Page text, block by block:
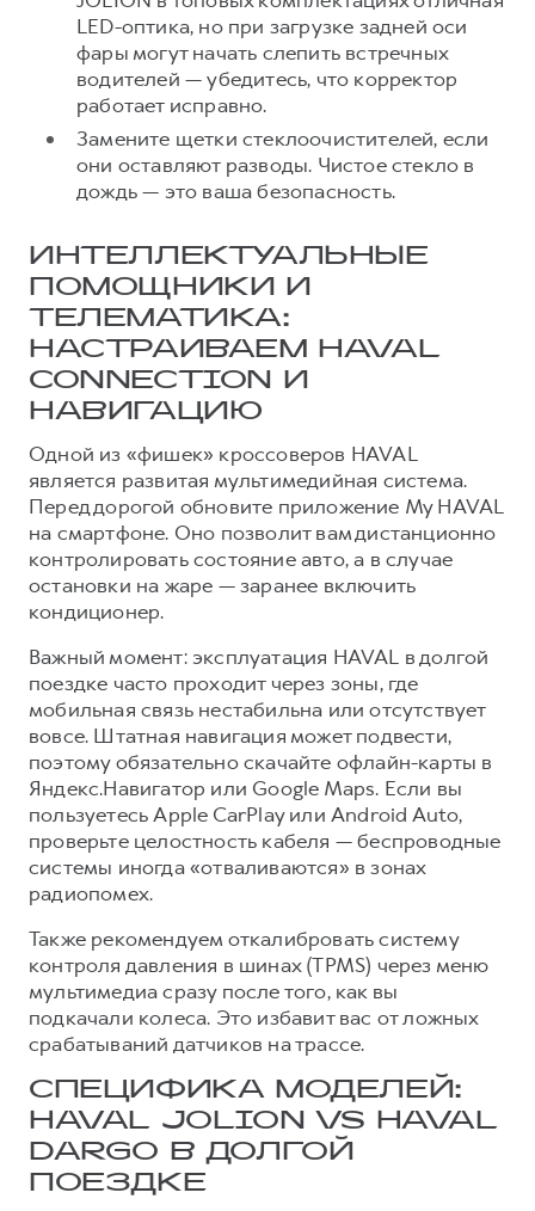
LED-оптика, но при загрузке задней оси
фары могут начать слепить встречных
водителей — убедитесь, что корректор
работает исправно.
Замените щетки стеклоочистителей, если
они оставляют разводы. Чистое стекло в
дождь — это ваша безопасность.
ИНТЕЛЛЕКТУАЛЬНЫЕ
ПОМОЩНИКИ И
ТЕЛЕМАТИКА:
НАСТРАИВАЕМ HAVAL
CONNECTION И
НАВИГАЦИЮ
Одной из «фишек» кроссоверов HAVAL
является развитая мультимедийная система.
Перед дорогой обновите приложение My HAVAL
на смартфоне. Оно позволит вам дистанционно
контролировать состояние авто, а в случае
остановки на жаре — заранее включить
кондиционер.
Важный момент: эксплуатация HAVAL в долгой
поездке часто проходит через зоны, где
мобильная связь нестабильна или отсутствует
вовсе. Штатная навигация может подвести,
поэтому обязательно скачайте офлайн-карты в
Яндекс.Навигатор или Google Maps. Если вы
пользуетесь Apple CarPlay или Android Auto,
проверьте целостность кабеля — беспроводные
системы иногда «отваливаются» в зонах
радиопомех.
Также рекомендуем откалибровать систему
контроля давления в шинах (TPMS) через меню
мультимедиа сразу после того, как вы
подкачали колеса. Это избавит вас от ложных
срабатываний датчиков на трассе.
СПЕЦИФИКА МОДЕЛЕЙ:
HAVAL JOLION VS HAVAL
DARGO В ДОЛГОЙ
ПОЕЗДКЕ